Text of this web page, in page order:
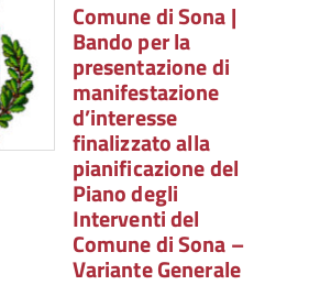
Comune di Sona |
Bando per la
presentazione di
manifestazione
d’interesse
finalizzato alla
pianificazione del
Piano degli
Interventi del
Comune di Sona –
Variante Generale